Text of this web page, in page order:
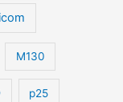
icom
M130
p25